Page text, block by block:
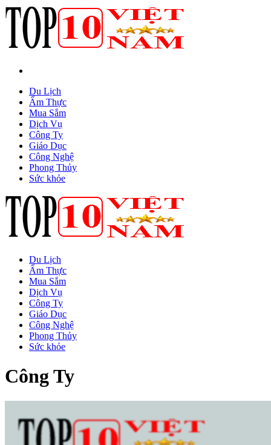
Du Lịch
Ẩm Thực
Mua Sắm
Dịch Vụ
Công Ty
Giáo Dục
Công Nghệ
Phong Thủy
Sức khỏe
Du Lịch
Ẩm Thực
Mua Sắm
Dịch Vụ
Công Ty
Giáo Dục
Công Nghệ
Phong Thủy
Sức khỏe
Công Ty